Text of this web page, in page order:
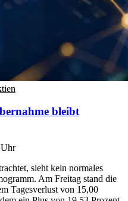
bleibt
sieht kein normales
Am Freitag stand die
Tagesverlust von 15,00